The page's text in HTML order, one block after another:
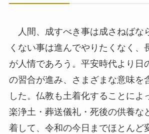
人間、成すべき事は成さねばな
くない事は進んでやりたくなく、
が人情であろう。平安時代より日
の習合が進み、さまざまな意味を
した。仏教も土着化することによ
楽浄土・葬送儀礼・死後の供養な
着して、令和の今日までほとんど